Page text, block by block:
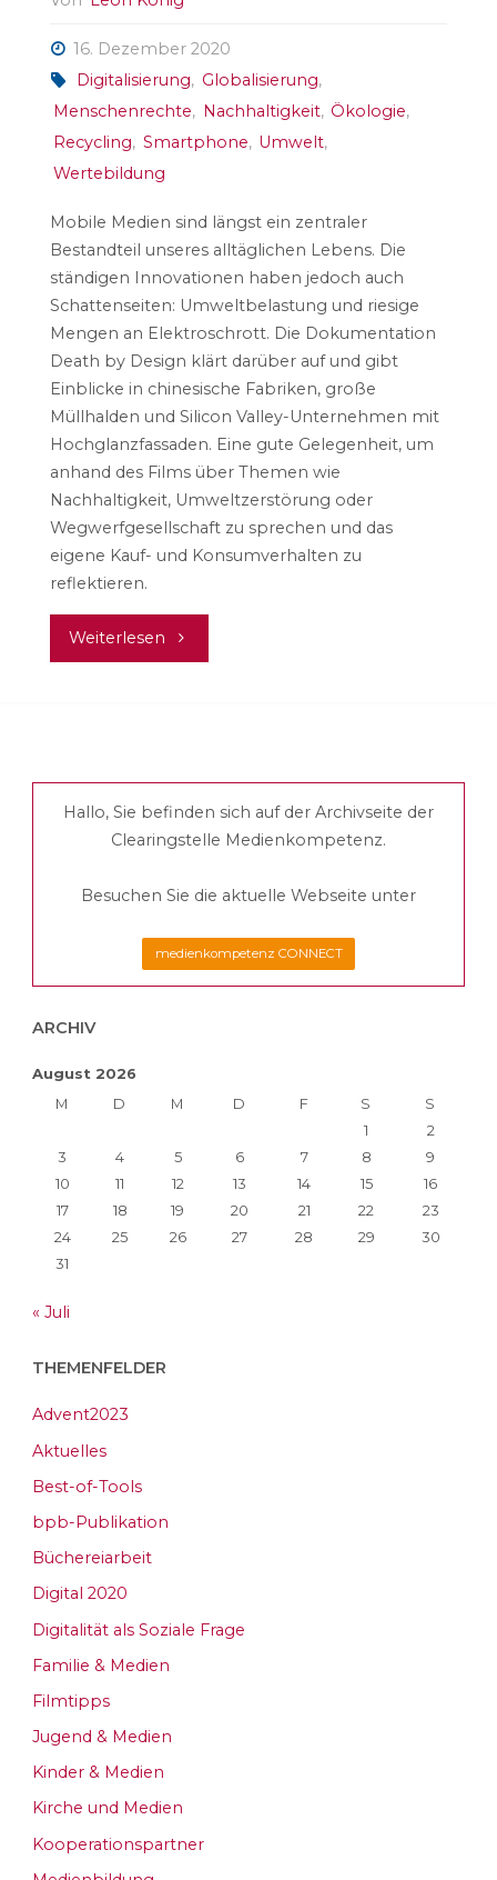
16. Dezember 2020
Digitalisierung, Globalisierung,
Menschenrechte, Nachhaltigkeit, Ökologie,
Recycling, Smartphone, Umwelt,
Wertebildung
Mobile Medien sind längst ein zentraler
Bestandteil unseres alltäglichen Lebens. Die
ständigen Innovationen haben jedoch auch
Schattenseiten: Umweltbelastung und riesige
Mengen an Elektroschrott. Die Dokumentation
Death by Design klärt darüber auf und gibt
Einblicke in chinesische Fabriken, große
Müllhalden und Silicon Valley-Unternehmen mit
Hochglanzfassaden. Eine gute Gelegenheit, um
anhand des Films über Themen wie
Nachhaltigkeit, Umweltzerstörung oder
Wegwerfgesellschaft zu sprechen und das
eigene Kauf- und Konsumverhalten zu
reflektieren.
Weiterlesen "Death
Hallo, Sie befinden sich auf der Archivseite der
Clearingstelle Medienkompetenz.
Besuchen Sie die aktuelle Webseite unter
medienkompetenz CONNECT
ARCHIV
August 2026
M
D M D F S
S
1
2
3
4 5 6 7 8
9
10
11 12 13 14 15
16
17
18 19 20 21 22
23
24
25 26 27 28 29
30
31
« Juli
THEMENFELDER
Advent2023
Aktuelles
Best-of-Tools
bpb-Publikation
Büchereiarbeit
Digital 2020
Digitalität als Soziale Frage
Familie & Medien
Filmtipps
Jugend & Medien
Kinder & Medien
Kirche und Medien
Kooperationspartner